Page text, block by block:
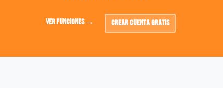
VER FUNCIONES → CREAR CUENTA GRATIS